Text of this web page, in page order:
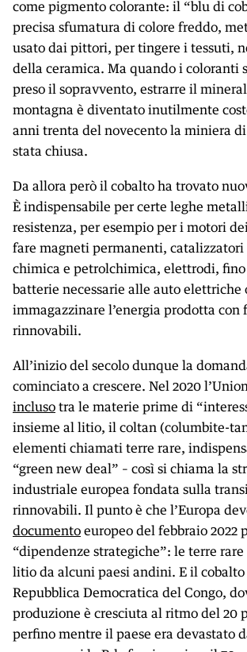
come pigmento colorante: il “blu di
precisa sfumatura di colore freddo,
usato dai pittori, per tingere i tessuti,
della ceramica. Ma quando i coloranti
preso il sopravvento, estrarre il
montagna è diventato inutilmente
anni trenta del novecento la miniera di
stata chiusa.
Da allora però il cobalto ha trovato
È indispensabile per certe leghe
resistenza, per esempio per i motori
fare magneti permanenti, catalizzatori
chimica e petrolchimica, elettrodi,
batterie necessarie alle auto elettriche
immagazzinare l’energia prodotta con
rinnovabili.
All’inizio del secolo dunque la
cominciato a crescere. Nel 2020
incluso tra le materie prime di
insieme al litio, il coltan (columbite-
elementi chiamati terre rare,
“green new deal” – così si chiama la
industriale europea fondata sulla
rinnovabili. Il punto è che l’Europa
documento europeo del febbraio 2022
“dipendenze strategiche”: le terre
litio da alcuni paesi andini. E il
Repubblica Democratica del Congo,
produzione è cresciuta al ritmo del 20
perfino mentre il paese era devastato